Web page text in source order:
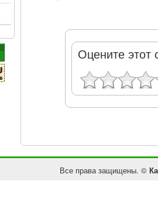
Оцените этот
Все права защищены. ©